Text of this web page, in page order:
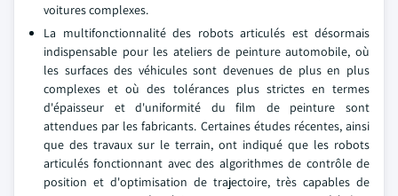
voitures complexes.
La multifonctionnalité des robots articulés est désormais
indispensable pour les ateliers de peinture automobile, où
les surfaces des véhicules sont devenues de plus en plus
complexes et où des tolérances plus strictes en termes
d'épaisseur et d'uniformité du film de peinture sont
attendues par les fabricants. Certaines études récentes, ainsi
que des travaux sur le terrain, ont indiqué que les robots
articulés fonctionnant avec des algorithmes de contrôle de
position et d'optimisation de trajectoire, très capables de